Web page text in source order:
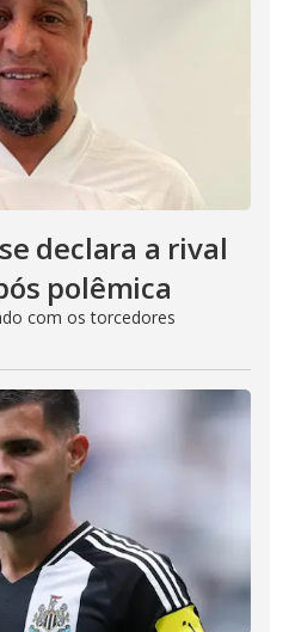
declara a rival
polêmica
com os torcedores